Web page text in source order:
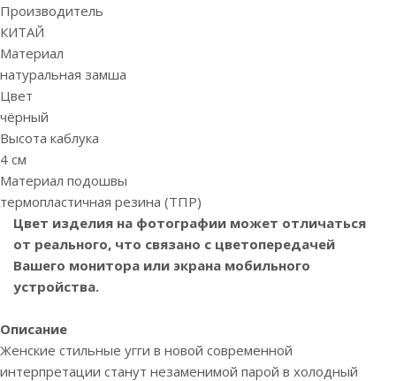
Производитель
КИТАЙ
Материал
натуральная замша
Цвет
чёрный
Высота каблука
4 см
Материал подошвы
термопластичная резина (ТПР)
Цвет изделия на фотографии может отличаться
от реального, что связано с цветопередачей
Вашего монитора или экрана мобильного
устройства.
Описание
Женские стильные угги в новой современной
интерпретации станут незаменимой парой в холодный